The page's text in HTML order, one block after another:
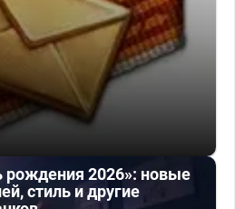
рождения 2026»: новые
стиль и другие